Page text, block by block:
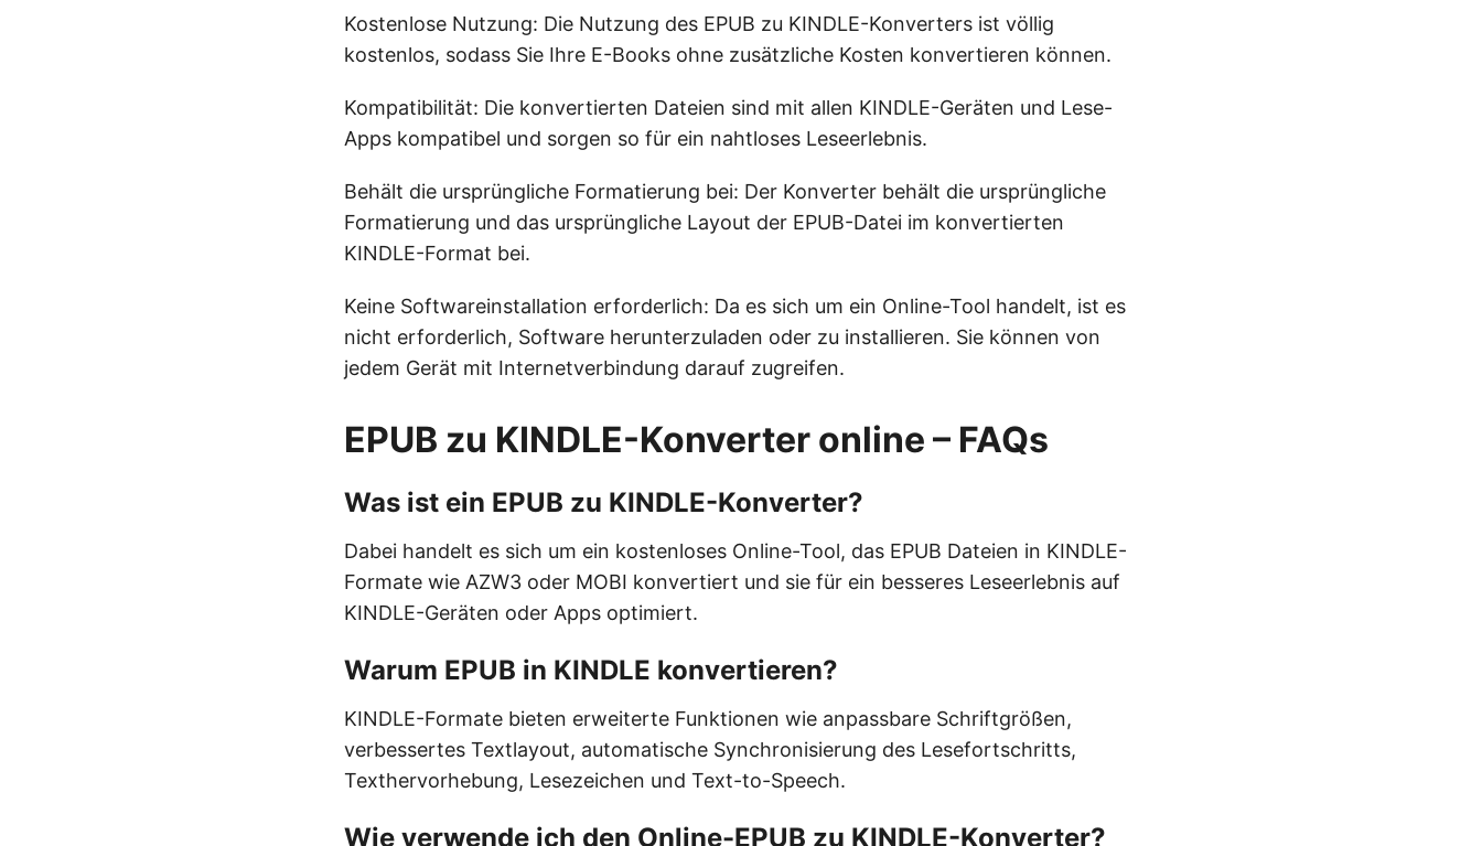
Kostenlose Nutzung: Die Nutzung des EPUB zu KINDLE-Konverters ist völlig
kostenlos, sodass Sie Ihre E-Books ohne zusätzliche Kosten konvertieren können.
Kompatibilität: Die konvertierten Dateien sind mit allen KINDLE-Geräten und Lese-
Apps kompatibel und sorgen so für ein nahtloses Leseerlebnis.
Behält die ursprüngliche Formatierung bei: Der Konverter behält die ursprüngliche
Formatierung und das ursprüngliche Layout der EPUB-Datei im konvertierten
KINDLE-Format bei.
Keine Softwareinstallation erforderlich: Da es sich um ein Online-Tool handelt, ist es
nicht erforderlich, Software herunterzuladen oder zu installieren. Sie können von
jedem Gerät mit Internetverbindung darauf zugreifen.
EPUB zu KINDLE-Konverter online – FAQs
Was ist ein EPUB zu KINDLE-Konverter?
Dabei handelt es sich um ein kostenloses Online-Tool, das EPUB Dateien in KINDLE-
Formate wie AZW3 oder MOBI konvertiert und sie für ein besseres Leseerlebnis auf
KINDLE-Geräten oder Apps optimiert.
Warum EPUB in KINDLE konvertieren?
KINDLE-Formate bieten erweiterte Funktionen wie anpassbare Schriftgrößen,
verbessertes Textlayout, automatische Synchronisierung des Lesefortschritts,
Texthervorhebung, Lesezeichen und Text-to-Speech.
Wie verwende ich den Online-EPUB zu KINDLE-Konverter?